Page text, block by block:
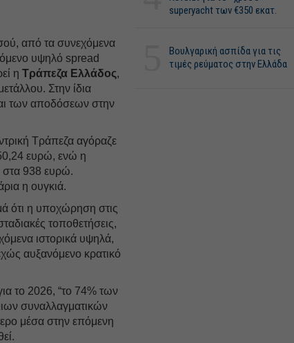
από τα συνεχόμενα
υψηλό spread
ηΤράπεζα Ελλάδος,
Στην ίδια
των αποδόσεων στην
Τράπεζα αγόραζε
ευρώ, ενώ η
στα 938 ευρώ.
η ουγκιά.
ότι η υποχώρηση στις
τοποθετήσεις,
ιστορικά υψηλά,
αυξανόμενο κρατικό
το 2026, “το 74% των
συναλλαγματικών
μέσα στην επόμενη
superyacht των €350 εκατ.
Βουλγαρική ασπίδα για τις
τιμές ρεύματος στην Ελλάδα